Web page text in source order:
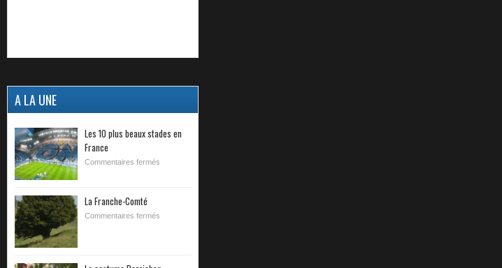
A LA UNE
Les 10 plus beaux stades en
France
Commentaires fermés
La Franche-Comté
Commentaires fermés